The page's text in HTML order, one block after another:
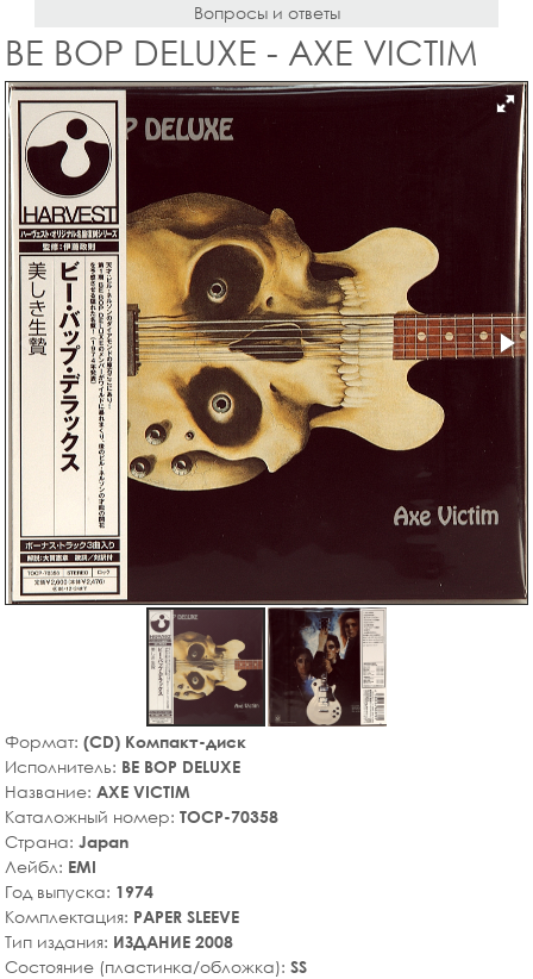
Вопросы и ответы
BE BOP DELUXE - AXE VICTIM
Формат: (CD) Компакт-диск
Исполнитель: BE BOP DELUXE
Название: AXE VICTIM
Каталожный номер: TOCP-70358
Страна: Japan
Лейбл: EMI
Год выпуска: 1974
Комплектация: PAPER SLEEVE
Тип издания: ИЗДАНИЕ 2008
Состояние (пластинка/обложка): SS